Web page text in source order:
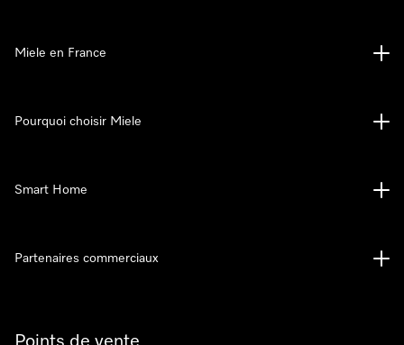
Points de vente
Miele en France
Pourquoi choisir Miele
Smart Home
Partenaires commerciaux